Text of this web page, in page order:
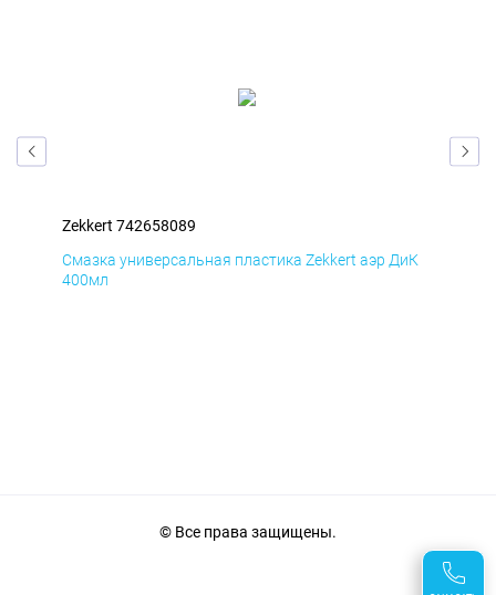
Zekkert 742658089
Смазка универсальная пластика Zekkert аэр ДиК
400мл
© Все права защищены.